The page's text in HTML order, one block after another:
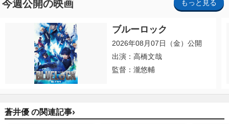
今週公開の映画 もっと見る
ブルーロック
2026年08月07日（金）公開
出演：高橋文哉
監督：瀧悠輔
蒼井優 の関連記事›